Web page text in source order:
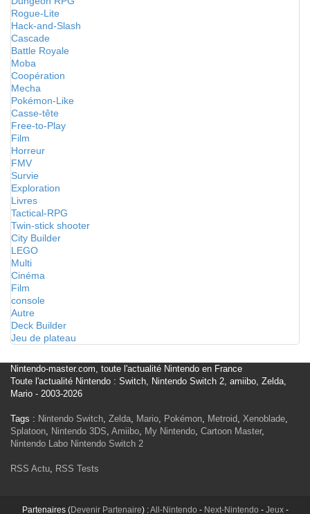
Rogue-Lite
Hack-and-Slash
Cascade
Battle Royale
Moba
Coopération
Mecha
Pokémon-Like
Casse-tête
Free-to-Play
Film
Horreur
FMV
Survie
Exploration
Livres
Tactical-RPG
Twin-stick shooter
City Builder
LEGO
Multi
Cinéma
Film
console
Autre
Deck Builder
Jeu de plateau
Nintendo-master.com, toute l'actualité Nintendo en France
Toute l'actualité Nintendo : Switch, Nintendo Switch 2, amiibo, Zelda,
Mario - 2003-2026
Tags : Nintendo Switch, Zelda, Mario, Pokémon, Metroid, Xenoblade,
Splatoon, Nintendo 3DS, Amiibo, My Nintendo, Cartoon Master,
Nintendo Labo Nintendo Switch 2
RSS Actu, RSS Tests
Partenaires (Devenir Partenaire) :All-Nintendo - Next-Nintendo - Jeux-